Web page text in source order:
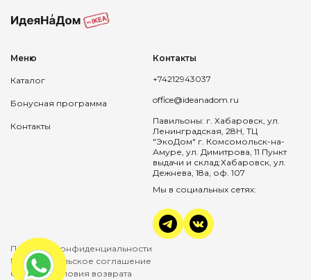
Меню
Каталог
Бонусная программа
Контакты
Контакты
+74212943037
office@ideanadom.ru
Павильоны: г. Хабаровск, ул.
Ленинградская, 28Н, ТЦ
"ЭкоДом" г. Комсомольск-на-
Амуре, ул. Димитрова, 11 Пункт
выдачи и склад:Хабаровск, ул.
Дежнева, 18а, оф. 107
Мы в социальных сетях:
Политика конфиденциальности
Пользовательское соглашение
Оплата и условия возврата